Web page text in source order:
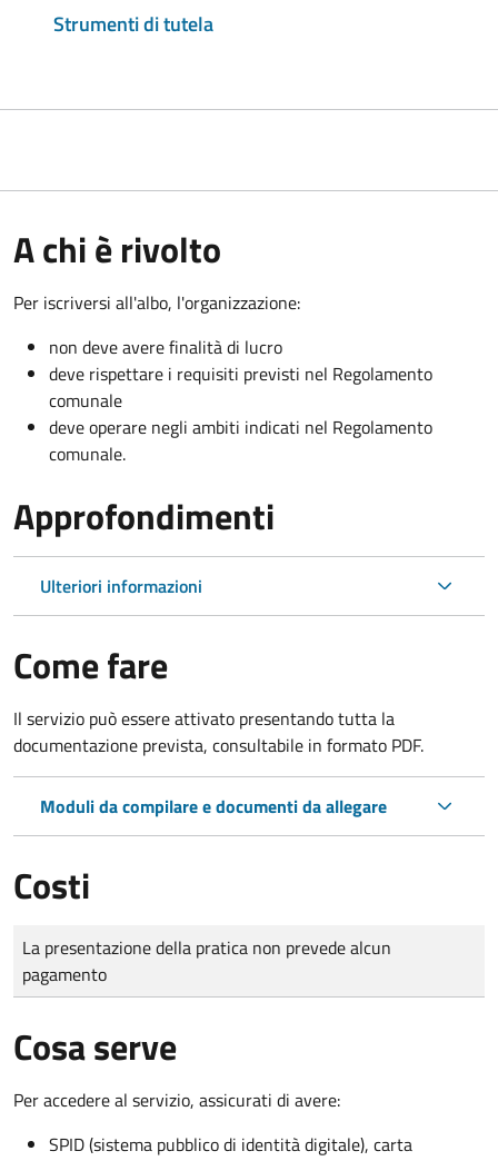
Strumenti di tutela
A chi è rivolto
Per iscriversi all'albo, l'organizzazione:
non deve avere finalità di lucro
deve rispettare i requisiti previsti nel Regolamento
comunale
deve operare negli ambiti indicati nel Regolamento
comunale.
Approfondimenti
Ulteriori informazioni
Come fare
Il servizio può essere attivato presentando tutta la
documentazione prevista, consultabile in formato PDF.
Moduli da compilare e documenti da allegare
Costi
Tipo di pagamento
Importo
La presentazione della pratica non prevede alcun
pagamento
Cosa serve
Per accedere al servizio, assicurati di avere:
SPID (sistema pubblico di identità digitale), carta